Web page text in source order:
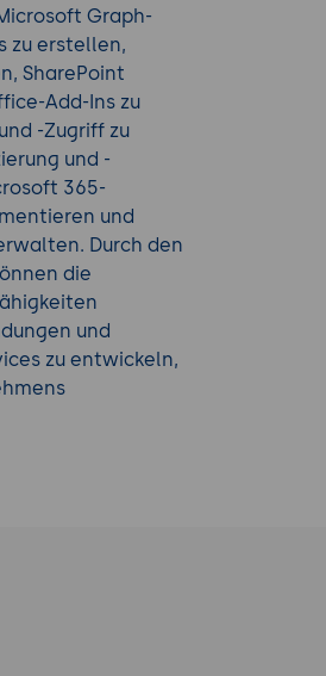
Graph-
zu erstellen,
SharePoint
Add-Ins zu
-Zugriff zu
und -
365-
und
Durch den
die
und
zu entwickeln,